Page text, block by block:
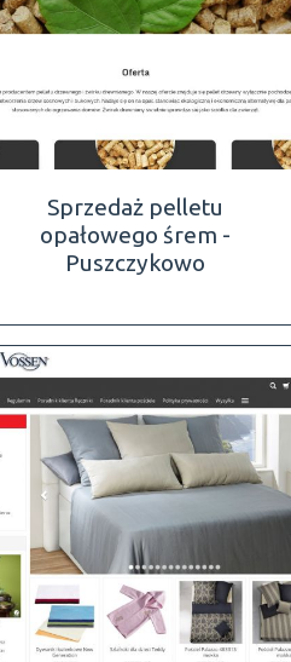
Sprzedaż pelletu
opałowego śrem -
Puszczykowo